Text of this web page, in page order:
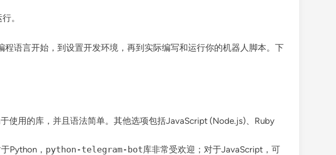
。
语言开始，到设置开发环境，再到实际编写和运行你的机器人脚本。下
使用的库，并且语法简单。其他选项包括JavaScript (Node.js)、Ruby
Python， python-telegram-bot库非常受欢迎；对于JavaScript，可